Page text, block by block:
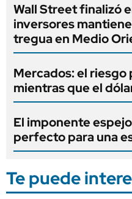
Wall Street finalizó
inversores
tregua en Medio
Mercados: el riesgo
mientras que el
El imponente
perfecto para una
Te puede